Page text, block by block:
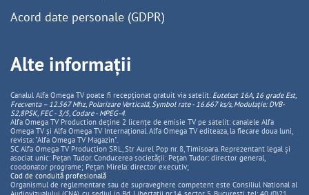
Acord date personale (GDPR)
Alte informații
Canalul Alfa Omega TV poate fi recepționat gratuit via satelit: Eutelsat 16A, 16 grade Est,
Frecventa – 12.567 Mhz, PolarizareVerticală, Symbol rate - 16.667 ks/s, Modulație: DVB-
S2,8PSK, FEC - 3/5, Codare - MPEG-4.
Alfa Omega TV Production deține 2 licențe de emisie TV pe satelit: canalele Alfa
Omega TV și Alfa Omega TV Internațional. Alfa Omega TV editeaza, la fiecare doua luni,
revista: "Alfa Omega TV Magazin".
SC Alfa Omega TV Production SRL, Str Aurel Pop nr. 8, Timisoara. Reprezentant legal și
asociat unic: Pețan Tudor. Conducerea societății: Pețan Tudor: director general,
coodonator programe; Pețan Mirela: director executiv;
Cod de conduită profesională
Organismul de reglementare sau de supraveghere competent este Consiliul National al